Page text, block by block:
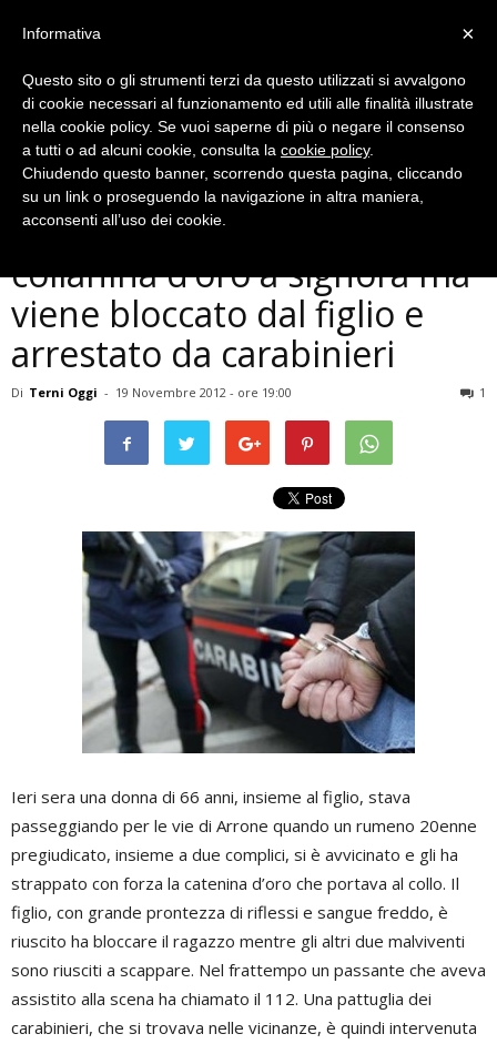
Cronaca
Arrone: rumeno strappa
collanina d’oro a signora ma
viene bloccato dal figlio e
arrestato da carabinieri
Di Terni Oggi - 19 Novembre 2012 - ore 19:00 1
Ieri sera una donna di 66 anni, insieme al figlio, stava
passeggiando per le vie di Arrone quando un rumeno 20enne
pregiudicato, insieme a due complici, si è avvicinato e gli ha
strappato con forza la catenina d’oro che portava al collo. Il
figlio, con grande prontezza di riflessi e sangue freddo, è
riuscito ha bloccare il ragazzo mentre gli altri due malviventi
sono riusciti a scappare. Nel frattempo un passante che aveva
assistito alla scena ha chiamato il 112. Una pattuglia dei
carabinieri, che si trovava nelle vicinanze, è quindi intervenuta
×
Informativa
Questo sito o gli strumenti terzi da questo utilizzati si avvalgono
di cookie necessari al funzionamento ed utili alle finalità illustrate
nella cookie policy. Se vuoi saperne di più o negare il consenso
a tutti o ad alcuni cookie, consulta la cookie policy.
Chiudendo questo banner, scorrendo questa pagina, cliccando
su un link o proseguendo la navigazione in altra maniera,
acconsenti all’uso dei cookie.